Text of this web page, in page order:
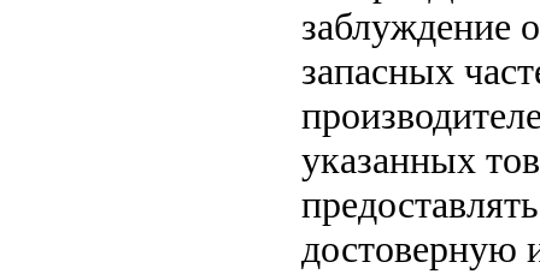
заблуждение
запасных
указанных
достоверную